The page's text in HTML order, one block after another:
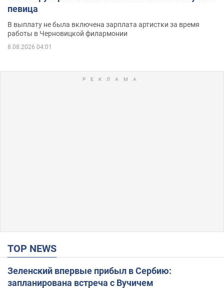
певица
В выплату не была включена зарплата артистки за время
работы в Черновицкой филармонии
8.08.2026 04:01
TOP NEWS
Зеленский впервые прибыл в Сербию:
запланирована встреча с Вучичем